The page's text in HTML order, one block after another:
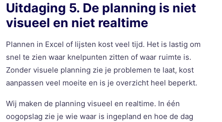
Uitdaging 5. De planning is niet
visueel en niet realtime
Plannen in Excel of lijsten kost veel tijd. Het is lastig om
snel te zien waar knelpunten zitten of waar ruimte is.
Zonder visuele planning zie je problemen te laat, kost
aanpassen veel moeite en is je overzicht heel beperkt.
Wij maken de planning visueel en realtime. In één
oogopslag zie je wie waar is ingepland en hoe de dag